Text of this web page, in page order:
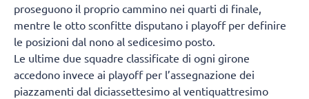
proseguono il proprio cammino nei quarti di finale,
mentre le otto sconfitte disputano i playoff per definire
le posizioni dal nono al sedicesimo posto.
Le ultime due squadre classificate di ogni girone
accedono invece ai playoff per l’assegnazione dei
piazzamenti dal diciassettesimo al ventiquattresimo